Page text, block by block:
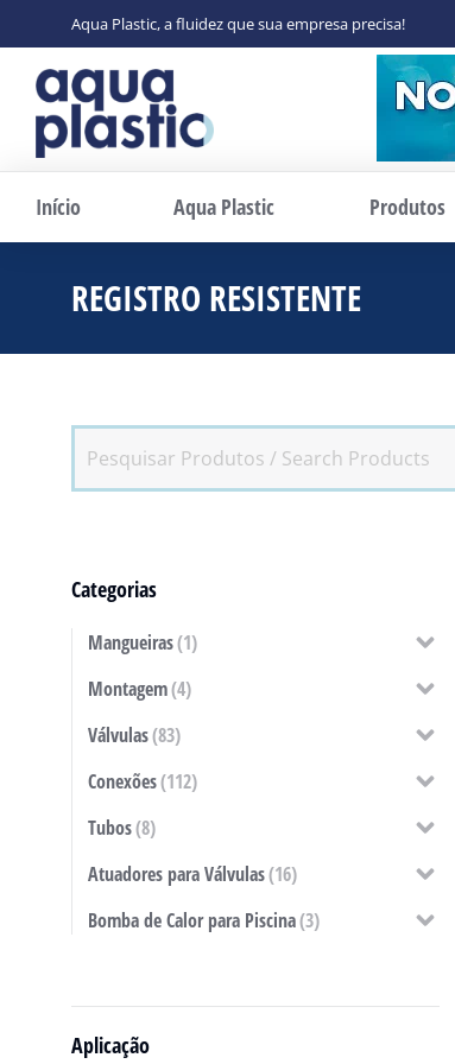
Aqua Plastic, a fluidez que sua empresa precisa!
Início Aqua Plastic Produtos
REGISTRO RESISTENTE
Categorias
Mangueiras(1)
Montagem(4)
Válvulas(83)
Conexões(112)
Tubos(8)
Atuadores para Válvulas(16)
Bomba de Calor para Piscina(3)
Aplicação